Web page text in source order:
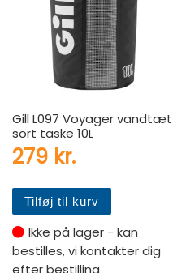
Gill L097 Voyager vandtæt
sort taske 10L
279 kr.
Tilføj til kurv
Ikke på lager - kan
bestilles, vi kontakter dig
efter bestilling